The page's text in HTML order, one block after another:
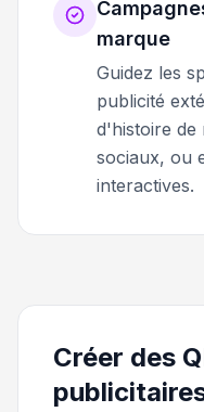
marque
Guidez les
publicité
d'histoire de
sociaux, ou
interactives.
Créer des